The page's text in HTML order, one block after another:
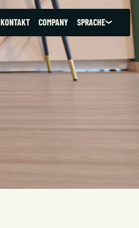
KONTAKT COMPANY SPRACHE